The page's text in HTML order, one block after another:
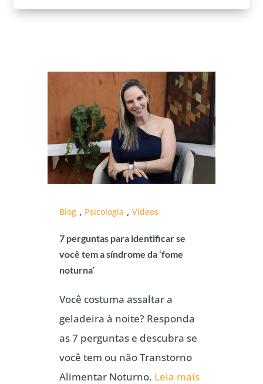
Blog , Psicologia , Vídeos
7 perguntas para identificar se
você tem a síndrome da ‘fome
noturna’
Você costuma assaltar a
geladeira à noite? Responda
as 7 perguntas e descubra se
você tem ou não Transtorno
Alimentar Noturno. Leia mais